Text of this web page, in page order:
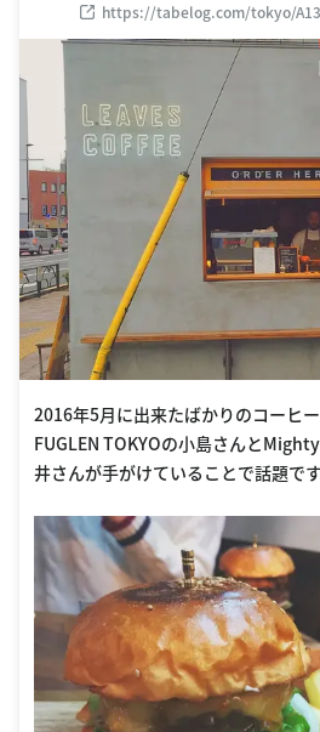
https://tabelog.com/tokyo/
2016年5月に出来たばかりのコーヒー
FUGLEN TOKYOの小島さんと
井さんが手がけていることで話題で